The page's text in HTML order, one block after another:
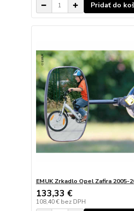
Pridať do
EMUK Zrkadlo Opel Zafira 2005-
133,33 €
108,40 € bez DPH